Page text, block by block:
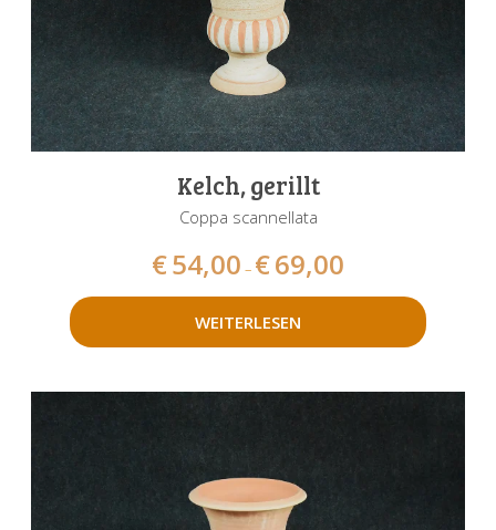
Kelch, gerillt
Coppa scannellata
€54,00 – €69,00
WEITERLESEN